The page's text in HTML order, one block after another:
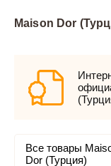
Maison Dor
Все товары
Dor (Турция)